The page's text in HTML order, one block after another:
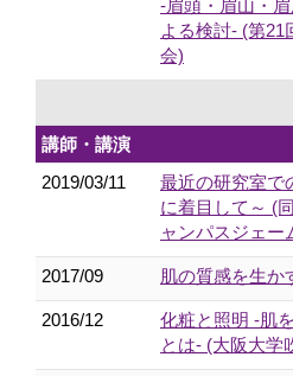
-眉頭・眉山・
よる検討- (第21
会)
講師・講演
2019/03/11
最近の研究室で
に着目して～ (
ャンパスジェー
2017/09 肌の質感を生か
2016/12
化粧と照明 -肌
とは- (大阪大学